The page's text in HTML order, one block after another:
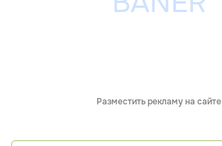
Разместить рекламу на сайте